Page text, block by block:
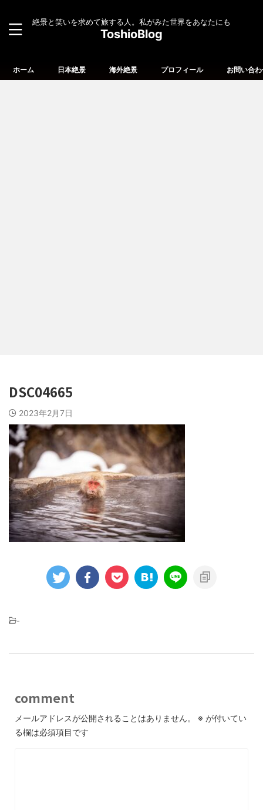
絶景と笑いを求めて旅する人。私がみた世界をあなたにも
ToshioBlog
ホーム 日本絶景 海外絶景 プロフィール お問い合
DSC04665
2023年2月7日
-
comment
メールアドレスが公開されることはありません。 ※ が付いてい
る欄は必須項目です